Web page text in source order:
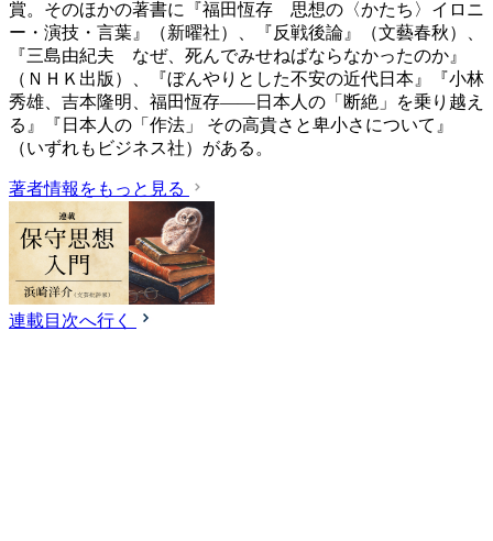
賞。そのほかの著書に『福田恆存 思想の〈かたち〉イロニ
ー・演技・言葉』（新曜社）、『反戦後論』（文藝春秋）、
『三島由紀夫 なぜ、死んでみせねばならなかったのか』
（ＮＨＫ出版）、『ぼんやりとした不安の近代日本』『小林
秀雄、吉本隆明、福田恆存――日本人の「断絶」を乗り越え
る』『日本人の「作法」 その高貴さと卑小さについて』
（いずれもビジネス社）がある。
著者情報をもっと見る
連載目次へ行く